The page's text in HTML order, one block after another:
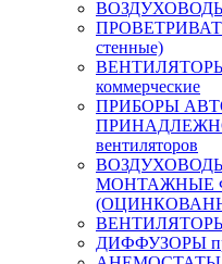
ВОЗДУХОВОДЫ
стенные)
коммерческие
ПРИБОРЫ
вентиляторов
ВОЗДУХОВОДЫ
МОНТАЖНЫЕ
ДИФФУЗОРЫ